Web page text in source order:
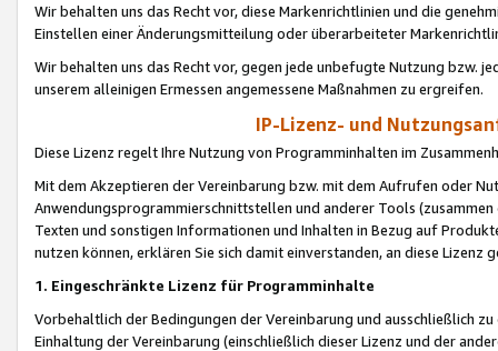
Wir behalten uns das Recht vor, diese Markenrichtlinien und die
Einstellen einer Änderungsmitteilung oder überarbeiteter
Wir behalten uns das Recht vor, gegen jede unbefugte Nutzung bzw.
unserem alleinigen Ermessen angemessene Maßnahmen zu ergreifen.
IP-Lizenz- und
Diese Lizenz regelt Ihre Nutzung von Programminhalten im
Mit dem Akzeptieren der Vereinbarung bzw. mit dem Aufrufen oder
Anwendungsprogrammierschnittstellen und anderer Tools (zusammen
Texten und sonstigen Informationen und Inhalten in Bezug auf
nutzen können, erklären Sie sich damit einverstanden, an diese Lizenz
1. Eingeschränkte Lizenz für Programminhalte
Vorbehaltlich der Bedingungen der Vereinbarung und ausschließlich
Einhaltung der Vereinbarung (einschließlich dieser Lizenz und der